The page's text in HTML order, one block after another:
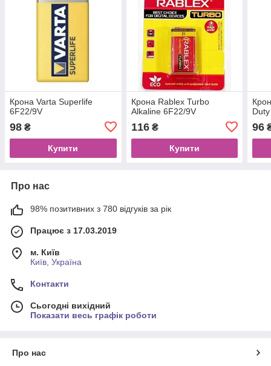
Крона Varta Superlife
6F22/9V
98 ₴
Купити
Крона Rablex Turbo
Alkaline 6F22/9V
116₴
Купити
96
Про нас
98% позитивних з 780 відгуків за рік
Працює з 17.03.2019
м. Київ
Київ, Україна
Контакти
Сьогодні вихідний
Показати весь графік роботи
Про нас